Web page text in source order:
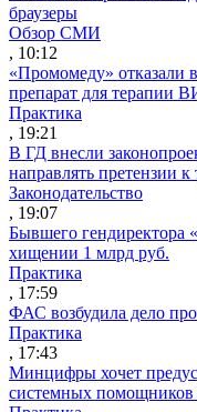
браузеры
Обзор СМИ
, 10:12
«Промомеду» отказали
препарат для терапии
Практика
, 19:21
В ГД внесли
направлять претензии к
Законодательство
, 19:07
Бывшего гендиректора
хищении 1 млрд руб.
Практика
, 17:59
ФАС возбудила дело
Практика
, 17:43
Минцифры хочет
системных